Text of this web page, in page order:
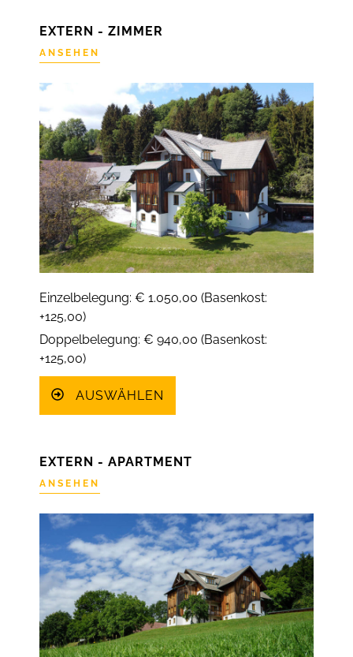
EXTERN - ZIMMER
ANSEHEN
Einzelbelegung: € 1.050,00 (Basenkost:
+125,00)
Doppelbelegung: € 940,00 (Basenkost:
+125,00)
AUSWÄHLEN
EXTERN - APARTMENT
ANSEHEN